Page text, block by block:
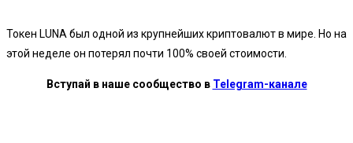
Токен LUNA был одной из крупнейших криптовалют в мире. Но на
этой неделе он потерял почти 100% своей стоимости.
Вступай в наше сообщество в Telegram-канале